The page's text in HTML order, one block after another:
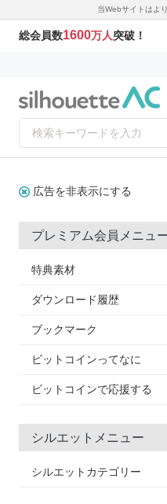
当Webサイトはよ
総会員数1600万人突破！
広告を非表示にする
プレミアム会員メニュ
特典素材
ダウンロード履歴
ブックマーク
ビットコインってなに
ビットコインで応援する
シルエットメニュー
シルエットカテゴリー